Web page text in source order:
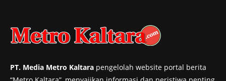
PT. Media Metro Kaltara pengelolah website portal berita